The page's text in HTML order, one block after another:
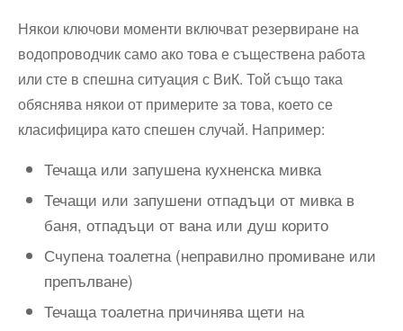
Някои ключови моменти включват резервиране на
водопроводчик само ако това е съществена работа
или сте в спешна ситуация с ВиК. Той също така
обяснява някои от примерите за това, което се
класифицира като спешен случай. Например:
Течаща или запушена кухненска мивка
Течащи или запушени отпадъци от мивка в
баня, отпадъци от вана или душ корито
Счупена тоалетна (неправилно промиване или
препълване)
Течаща тоалетна причинява щети на